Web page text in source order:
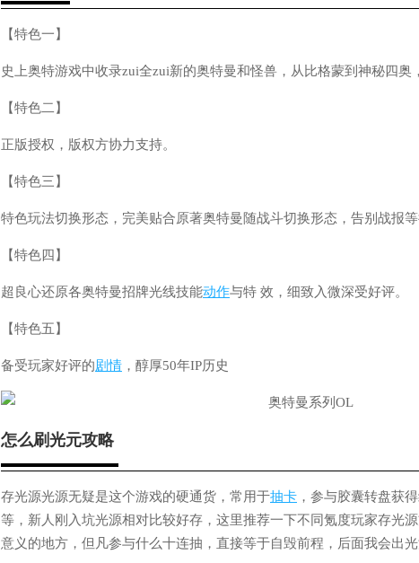
【特色一】
史上奥特游戏中收录zui全zui新的奥特曼和怪兽，从比格蒙到神秘四奥
【特色二】
正版授权，版权方协力支持。
【特色三】
特色玩法切换形态，完美贴合原著奥特曼随战斗切换形态，告别战报等
【特色四】
超良心还原各奥特曼招牌光线技能动作与特 效，细致入微深受好评。
【特色五】
备受玩家好评的剧情 ，醇厚50年IP历史
怎么刷光元攻略
存光源光源无疑是这个游戏的硬通货，常用于抽卡 ，参与胶囊转盘获
等，新人刚入坑光源相对比较好存，这里推荐一下不同氪度玩家存光
意义的地方，但凡参与什么十连抽，直接等于自毁前程，后面我会出